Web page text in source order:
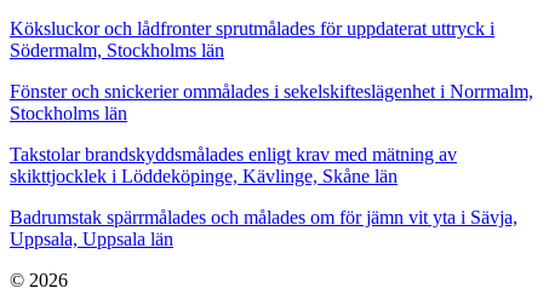
Köksluckor och lådfronter sprutmålades för uppdaterat uttryck i
Södermalm, Stockholms län
Fönster och snickerier ommålades i sekelskifteslägenhet i Norrmalm,
Stockholms län
Takstolar brandskyddsmålades enligt krav med mätning av
skikttjocklek i Löddeköpinge, Kävlinge, Skåne län
Badrumstak spärrmålades och målades om för jämn vit yta i Sävja,
Uppsala, Uppsala län
© 2026